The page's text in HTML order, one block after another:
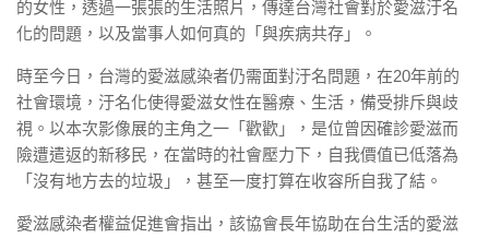
的女性，透過一張張的生活照片，傳達台灣社會對於愛滋汙名
化的問題，以及當事人如何真的「與疾病共存」。
時至今日，台灣的愛滋感染者仍需面對汙名問題，在20年前的
社會環境，汙名化使得愛滋女性在醫療、生活，備受排斥與歧
視。以本次影像展的主角之一「歡歡」，是位曾因確診愛滋而
險遭遣返的新移民，在當時的社會壓力下，自我價值已低落為
「沒有地方去的垃圾」，甚至一度打算在收容所自我了結。
愛滋感染者權益促進會指出，該協會長年協助在台生活的愛滋